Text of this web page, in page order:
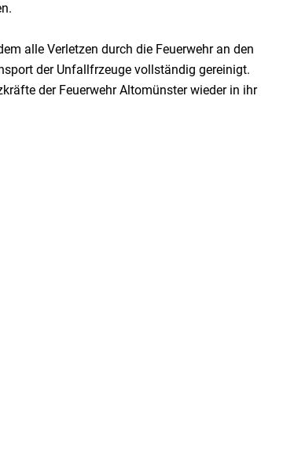
alle Verletzen durch die Feuerwehr an den
der Unfallfrzeuge vollständig gereinigt.
der Feuerwehr Altomünster wieder in ihr